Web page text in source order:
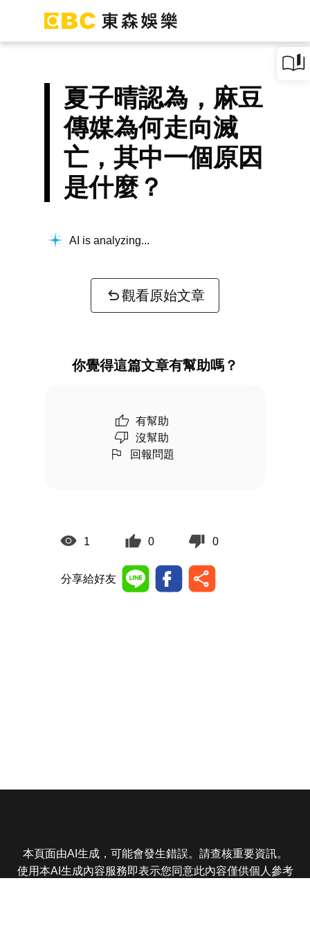
夏子晴認為，麻豆
傳媒為何走向滅
亡，其中一個原因
是什麼？
AI is analyzing...
觀看原始文章
你覺得這篇文章有幫助嗎？
有幫助
沒幫助
回報問題
1 0 0
分享給好友
本頁面由AI生成，可能會發生錯誤。請查核重要資訊。
使用本AI生成內容服務即表示您同意此內容僅供個人參考